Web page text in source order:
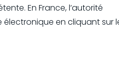
En France, l’autorité
en cliquant sur